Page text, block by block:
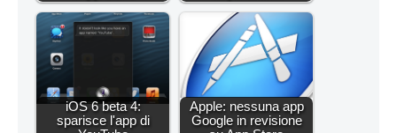
iOS 6 beta 4:
sparisce l'app di
Apple: nessuna app
Google in revisione